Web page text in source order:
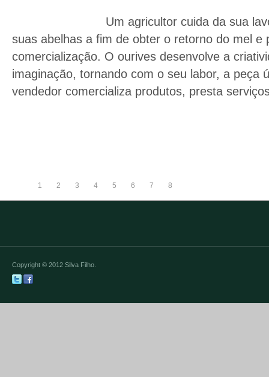
Um agricultor cuida da sua
suas abelhas a fim de obter o retorno do mel e
comercialização. O ourives desenvolve a
imaginação, tornando com o seu labor, a peça
vendedor comercializa produtos, presta
1 2 3 4 5 6 7 8
Copyright © 2012 Silva Filho.